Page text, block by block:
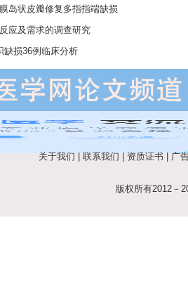
岛状皮瓣修复多指指端缺损
应及需求的调查研究
缺损36例临床分析
关于我们 联系我们 资质证书 广
版权所有2012－